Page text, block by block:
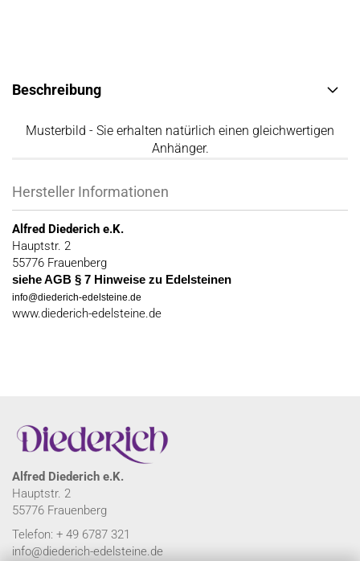
Beschreibung
Musterbild - Sie erhalten natürlich einen gleichwertigen
Anhänger.
Hersteller Informationen
Alfred Diederich e.K.
Hauptstr. 2
55776 Frauenberg
siehe AGB § 7 Hinweise zu Edelsteinen
info@diederich-edelsteine.de
www.diederich-edelsteine.de
Alfred Diederich e.K.
Hauptstr. 2
55776 Frauenberg
Telefon: + 49 6787 321
info@diederich-edelsteine.de